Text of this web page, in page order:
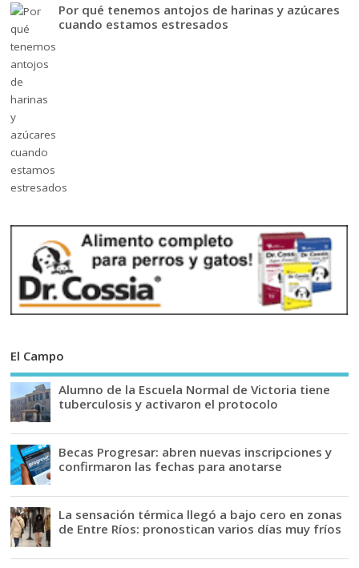
Por qué tenemos antojos de harinas y azúcares
cuando estamos estresados
El Campo
Alumno de la Escuela Normal de Victoria tiene
tuberculosis y activaron el protocolo
Becas Progresar: abren nuevas inscripciones y
confirmaron las fechas para anotarse
La sensación térmica llegó a bajo cero en zonas
de Entre Ríos: pronostican varios días muy fríos